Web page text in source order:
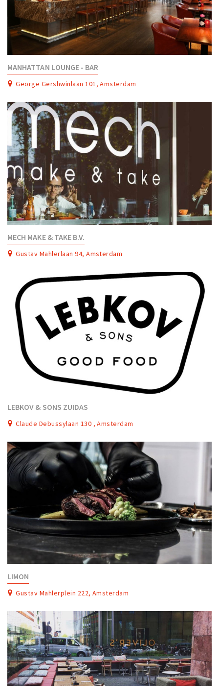
MANHATTAN LOUNGE - BAR
George Gershwinlaan 101, Amsterdam
MECH MAKE & TAKE B.V.
Gustav Mahlerlaan 94, Amsterdam
LEBKOV & SONS ZUIDAS
Claude Debussylaan 130 , Amsterdam
LIMON
Gustav Mahlerplein 222, Amsterdam